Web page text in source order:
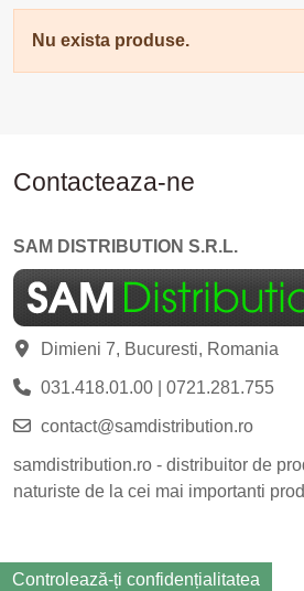
Nu exista produse.
Contacteaza-ne
SAM DISTRIBUTION S.R.L.
Dimieni 7, Bucuresti, Romania
031.418.01.00| 0721.281.755
contact@samdistribution.ro
samdistribution.ro - distribuitor de
naturiste de la cei mai importanti
Controlează-ți confidențialitatea